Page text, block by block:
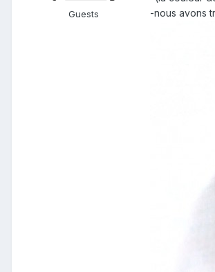
Guests
-nous avons